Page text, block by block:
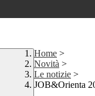
Home >
Novità >
Le notizie >
JOB&Orienta